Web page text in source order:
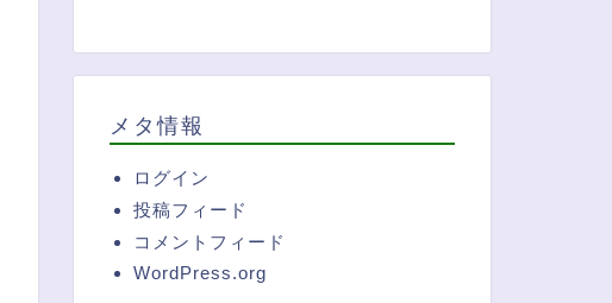
メタ情報
ログイン
投稿フィード
コメントフィード
WordPress.org